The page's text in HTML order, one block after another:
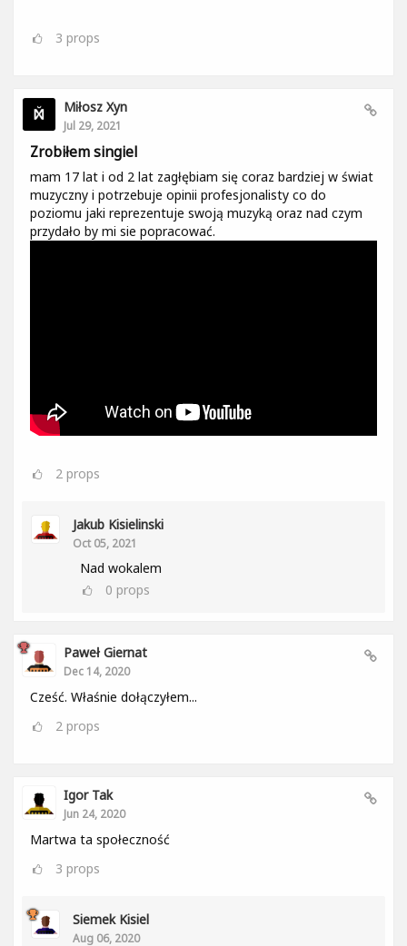
3 props
Miłosz Xyn
Jul 29, 2021
Zrobiłem singiel
mam 17 lat i od 2 lat zagłębiam się coraz bardziej w świat
muzyczny i potrzebuje opinii profesjonalisty co do
poziomu jaki reprezentuje swoją muzyką oraz nad czym
przydało by mi sie popracować.
2 props
Jakub Kisielinski
Oct 05, 2021
Nad wokalem
0 props
Paweł Giernat
Dec 14, 2020
Cześć. Właśnie dołączyłem...
2 props
Igor Tak
Jun 24, 2020
Martwa ta społeczność
3 props
Siemek Kisiel
Aug 06, 2020